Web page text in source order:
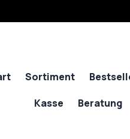
Sortiment
Kasse
Beratung